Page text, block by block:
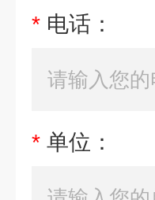
* 电话：
* 单位：